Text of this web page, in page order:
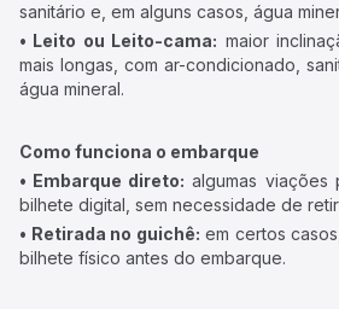
sanitário e, em alguns casos, água
• Leito ou Leito-cama: maior
mais longas, com ar-condicionado,
água mineral.
Como funciona o embarque
• Embarque direto: algumas viações
bilhete digital, sem necessidade de
• Retirada no guichê: em certos
bilhete físico antes do embarque.